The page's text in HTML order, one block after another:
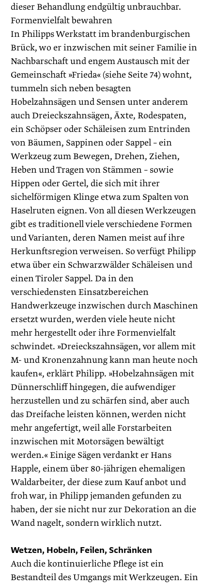
dieser Behandlung endgültig unbrauchbar.
Formenvielfalt bewahren
In Philipps Werkstatt im brandenburgischen
Brück, wo er inzwischen mit seiner Familie in
Nachbarschaft und engem Austausch mit der
Gemeinschaft »Frieda« (siehe Seite 74) wohnt,
tummeln sich neben besagten
Hobelzahnsägen und Sensen unter anderem
auch Dreieckszahnsägen, Äxte, Rodespaten,
ein Schöpser oder Schäleisen zum Entrinden
von Bäumen, Sappinen oder Sappel – ein
Werkzeug zum Bewegen, Drehen, Ziehen,
Heben und Tragen von Stämmen – sowie
Hippen oder Gertel, die sich mit ihrer
sichelförmigen Klinge etwa zum Spalten von
Haselruten eignen. Von all diesen Werkzeugen
gibt es traditionell viele verschiedene Formen
und Varianten, deren Namen meist auf ihre
Herkunftsregion verweisen. So verfügt ­Philipp
etwa über ein Schwarzwälder Schäleisen und
einen Tiroler Sappel. Da in den
verschiedensten Einsatzbereichen
Handwerkzeuge inzwischen durch Maschinen
ersetzt wurden, werden viele heute nicht
mehr hergestellt oder ihre Formenvielfalt
schwindet. »Dreieckszahnsägen, vor allem mit
M- und Kronenzahnung kann man heute noch
kaufen«, erklärt Philipp. »Hobelzahnsägen mit
Dünnerschliff hingegen, die aufwendiger
herzustellen und zu schärfen sind, aber auch
das Dreifache leisten können, werden nicht
mehr angefertigt, weil alle Forstarbeiten
inzwischen mit Motorsägen bewältigt
werden.« Einige Sägen verdankt er Hans
Happle, einem über 80-jährigen ehemaligen
Waldarbeiter, der diese zum Kauf anbot und
froh war, in Philipp jemanden gefunden zu
haben, der sie nicht nur zur Dekoration an die
Wand nagelt, sondern wirklich nutzt.
Wetzen, Hobeln, Feilen, Schränken
Auch die kontinuierliche Pflege ist ein
Bestandteil des Umgangs mit Werkzeugen. Ein